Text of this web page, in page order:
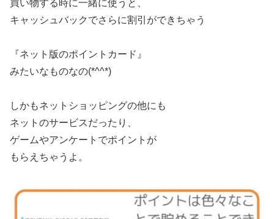
買い物する時に一緒に使うと、
キャッシュバックでさらに割引ができちゃう
『ネット版のポイントカード』
みたいなものなの(*^^*)
しかもネットショッピングの他にも
ネットのサービスだったり、
ゲームやアンケートでポイントが
もらえちゃうよ。